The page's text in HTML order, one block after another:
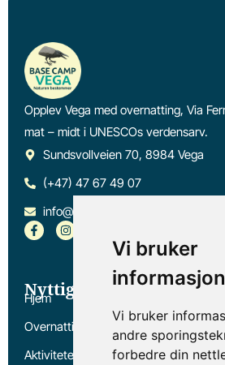
Vi bruker
Vi bruker
andre
forbedre din
Opplev Vega med overnatting, Via
mat – midt i UNESCOs verdensarv.
Sundsvollveien 70, 8984 Vega
(+47) 47 67 49 07
info@basecampvega.no
Nyttige linker
Hjem
Overnatting
Aktiviteter